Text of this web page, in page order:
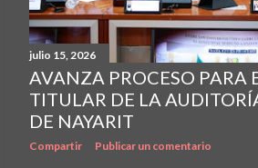
julio 15, 2026
AVANZA PROCESO PARA
TITULAR DE LA
DE NAYARIT
Compartir Publicar un comentario